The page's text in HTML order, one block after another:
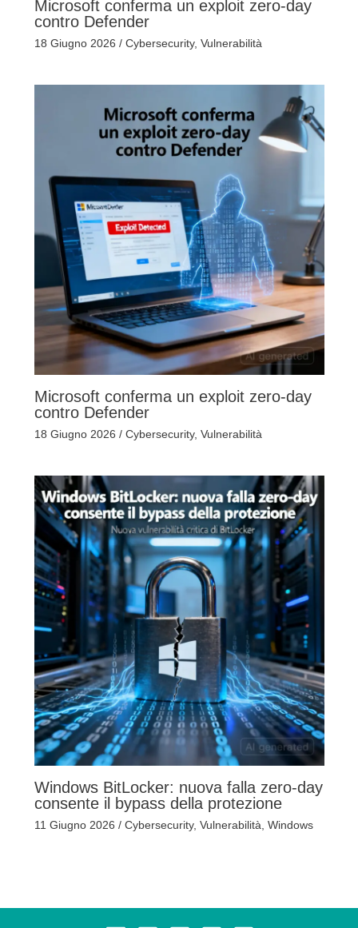
Microsoft conferma un exploit zero-day
contro Defender
18 Giugno 2026 / Cybersecurity, Vulnerabilità
Microsoft conferma un exploit zero-day
contro Defender
18 Giugno 2026 / Cybersecurity, Vulnerabilità
Windows BitLocker: nuova falla zero-day
consente il bypass della protezione
11 Giugno 2026 / Cybersecurity, Vulnerabilità, Windows